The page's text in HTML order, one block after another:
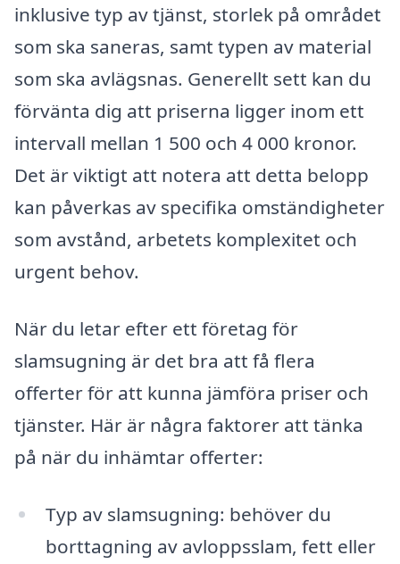
inklusive typ av tjänst, storlek på området
som ska saneras, samt typen av material
som ska avlägsnas. Generellt sett kan du
förvänta dig att priserna ligger inom ett
intervall mellan 1 500 och 4 000 kronor.
Det är viktigt att notera att detta belopp
kan påverkas av specifika omständigheter
som avstånd, arbetets komplexitet och
urgent behov.
När du letar efter ett företag för
slamsugning är det bra att få flera
offerter för att kunna jämföra priser och
tjänster. Här är några faktorer att tänka
på när du inhämtar offerter:
Typ av slamsugning: behöver du
borttagning av avloppsslam, fett eller